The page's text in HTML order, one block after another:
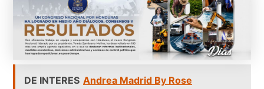
DE INTERES Andrea Madrid By Rose